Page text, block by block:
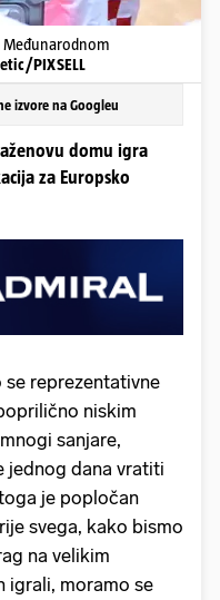
Međunarodnom
PIXSELL
izvore na Googleu
domu igra
za Europsko
reprezentativne
niskim
sanjare,
jednog dana vratiti
je popločan
svega, kako bismo
na velikim
igrali, moramo se